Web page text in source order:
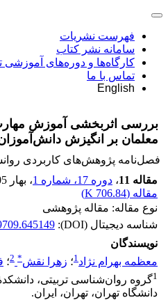
فهرست نشریات
سامانه نشر کتاب
کارگاه‌ها و دوره‌های
تماس با ما
English
بررسی اثربخشی آموزش
معلمان بر انگیزش
فصل‌نامه پژوهش‌های کاربردی
مقاله 11
، دوره 17، شماره 1 ، بهار 1405
مقاله (706.84 K
)
نوع مقاله: مقاله پژوهشی
شناسه دیجیتال (DOI):
نویسندگان
معظمه بهرام نژاد1؛ زهرا نقش*
2؛
1گروه روان‌شناسی تربیتی،
دانشگاه‎ ‎تهران، تهران، ایران.‏